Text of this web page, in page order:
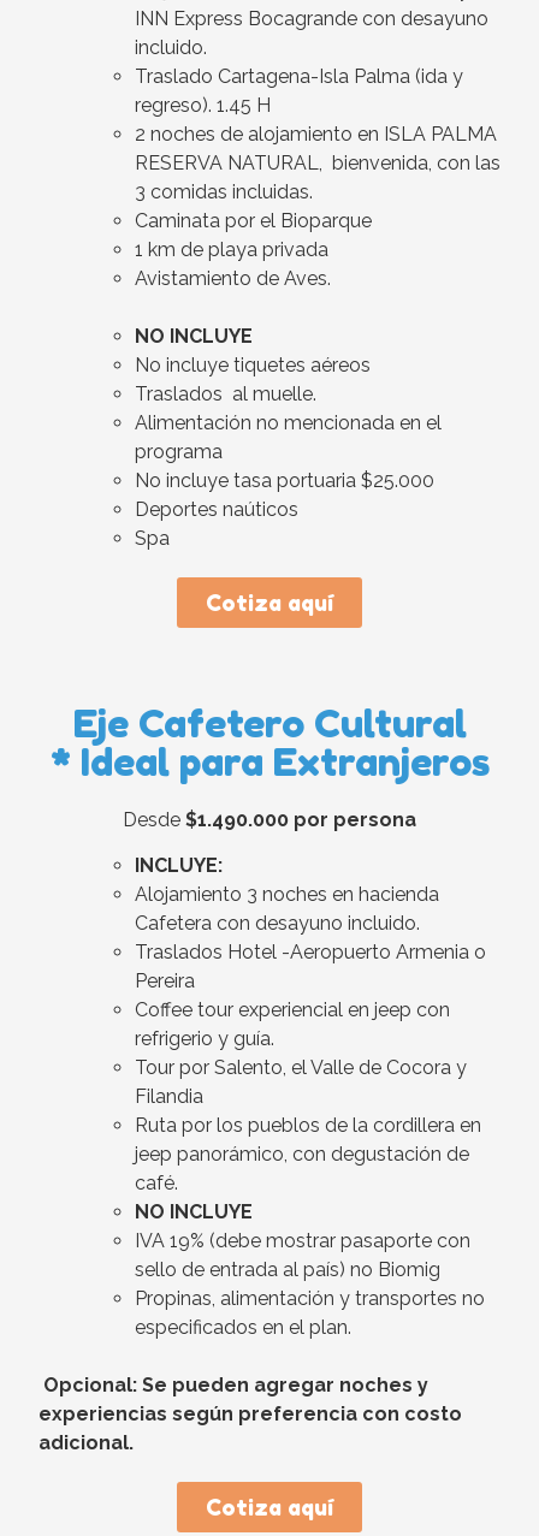
INN Express Bocagrande con desayuno
incluido.
Traslado Cartagena-Isla Palma (ida y
regreso). 1.45 H
2 noches de alojamiento en ISLA PALMA
RESERVA NATURAL, bienvenida, con las
3 comidas incluidas.
Caminata por el Bioparque
1 km de playa privada
Avistamiento de Aves.
NO INCLUYE
No incluye tiquetes aéreos
Traslados al muelle.
Alimentación no mencionada en el
programa
No incluye tasa portuaria $25.000
Deportes naúticos
Spa
Cotiza aquí
Eje Cafetero Cultural
* Ideal para Extranjeros
Desde $1.490.000 por persona
INCLUYE:
Alojamiento 3 noches en hacienda
Cafetera con desayuno incluido.
Traslados Hotel -Aeropuerto Armenia o
Pereira
Coffee tour experiencial en jeep con
refrigerio y guía.
Tour por Salento, el Valle de Cocora y
Filandia
Ruta por los pueblos de la cordillera en
jeep panorámico, con degustación de
café.
NO INCLUYE
IVA 19% (debe mostrar pasaporte con
sello de entrada al país) no Biomig
Propinas, alimentación y transportes no
especificados en el plan.
Opcional: Se pueden agregar noches y
experiencias según preferencia con costo
adicional.
Cotiza aquí